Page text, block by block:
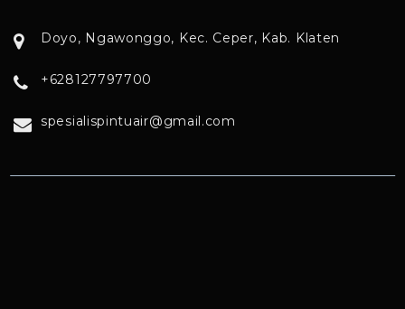
Doyo, Ngawonggo, Kec. Ceper, Kab. Klaten
+628127797700
spesialispintuair@gmail.com